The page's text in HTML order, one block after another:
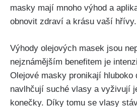
masky mají mnoho výhod‌ a
obnovit zdraví a krásu vaší hřívy.
Výhody olejových ⁣masek ‍jsou
nejznámějším benefitem ⁣je
Olejové masky pronikají hluboko
navlhčují ‌suché vlasy a vyživují​
konečky. Díky tomu se ⁣vlasy